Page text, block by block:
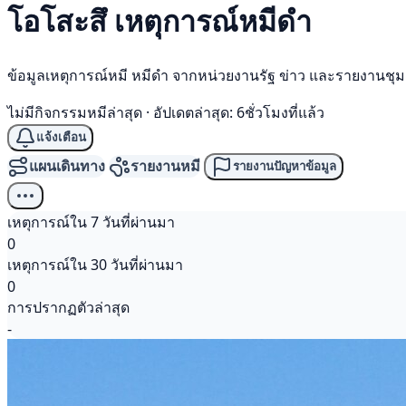
โอโสะสึ เหตุการณ์หมีดำ
ข้อมูลเหตุการณ์หมี หมีดำ จากหน่วยงานรัฐ ข่าว และรายงานชุ
ไม่มีกิจกรรมหมีล่าสุด · อัปเดตล่าสุด: 6ชั่วโมงที่แล้ว
แจ้งเตือน
แผนเดินทาง รายงานหมี รายงานปัญหาข้อมูล
เหตุการณ์ใน 7 วันที่ผ่านมา
0
เหตุการณ์ใน 30 วันที่ผ่านมา
0
การปรากฏตัวล่าสุด
-